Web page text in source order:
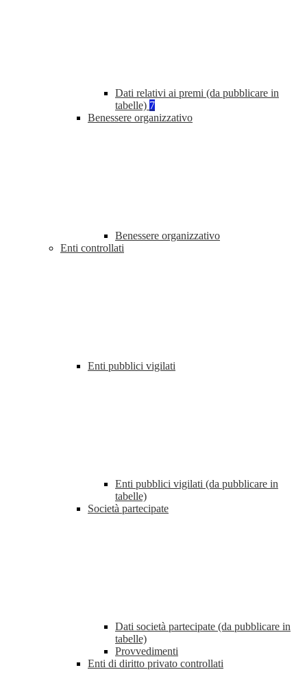
Dati relativi ai premi (da pubblicare in
tabelle) 7
Benessere organizzativo
Benessere organizzativo
Enti controllati
Enti pubblici vigilati
Enti pubblici vigilati (da pubblicare in
tabelle)
Società partecipate
Dati società partecipate (da pubblicare in
tabelle)
Provvedimenti
Enti di diritto privato controllati